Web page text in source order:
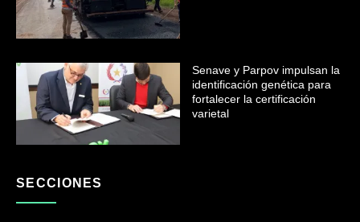
Senave y Parpov impulsan la
identificación genética para
fortalecer la certificación
varietal
SECCIONES